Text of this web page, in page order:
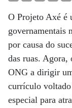
O Projeto Axé é
governamentais
por causa do
das ruas.
ONG a dirigir
currículo voltado
especial para